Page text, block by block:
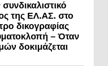
της ΕΛ.ΑΣ. στο
δικογραφίας
– Όταν
δοκιμάζεται